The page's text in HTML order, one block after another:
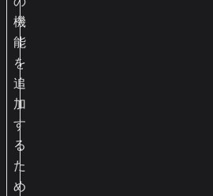
機
能
を
追
加
す
る
た
め